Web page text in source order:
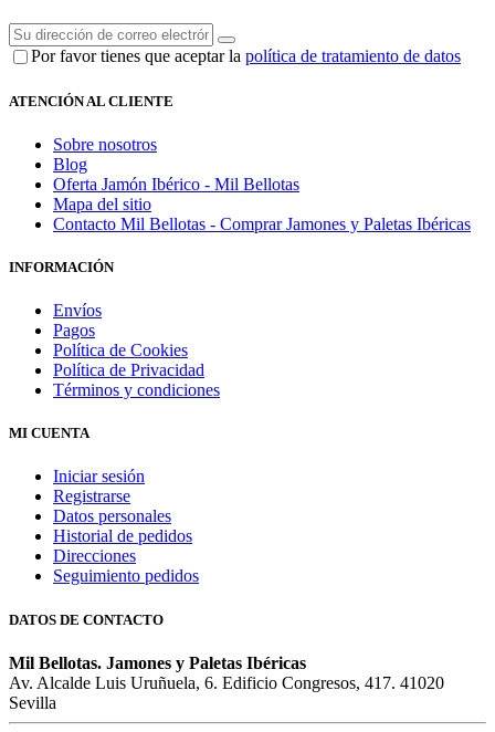
Por favor tienes que aceptar la política de tratamiento de datos
ATENCIÓN AL CLIENTE
Sobre nosotros
Blog
Oferta Jamón Ibérico - Mil Bellotas
Mapa del sitio
Contacto Mil Bellotas - Comprar Jamones y Paletas Ibéricas
INFORMACIÓN
Envíos
Pagos
Política de Cookies
Política de Privacidad
Términos y condiciones
MI CUENTA
Iniciar sesión
Registrarse
Datos personales
Historial de pedidos
Direcciones
Seguimiento pedidos
DATOS DE CONTACTO
Mil Bellotas. Jamones y Paletas Ibéricas
Av. Alcalde Luis Uruñuela, 6. Edificio Congresos, 417. 41020
Sevilla